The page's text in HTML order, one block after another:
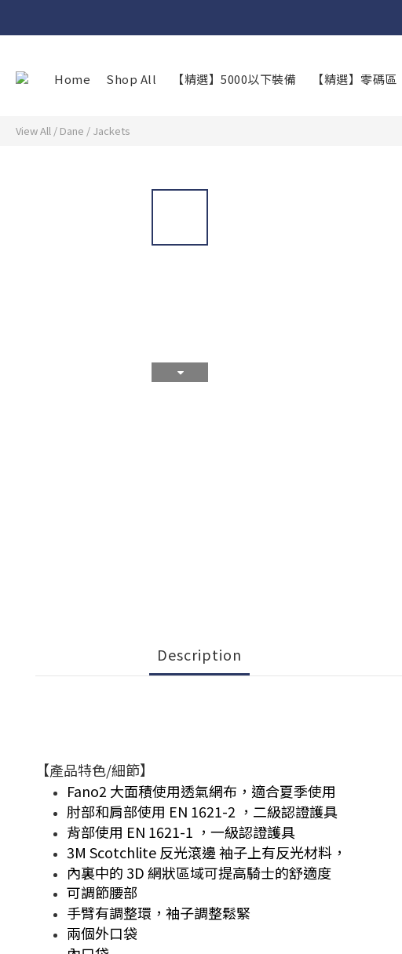
Home Shop All 【精選】5000以下裝備 【精選】零碼區
View All / Dane / Jackets
Description
【產品特色/細節】
Fano2 大面積使用透氣網布， 適合夏季使用
肘部和肩部使用 EN 1621-2 ，二級認證護具
背部使用 EN 1621-1 ，一級認證護具
3M Scotchlite 反光滾邊袖子上有反光材料，
內裏中的 3D網狀區域可提高騎士的舒適度
可調節腰部
手臂有調整環， 袖子調整鬆緊
兩個外口袋